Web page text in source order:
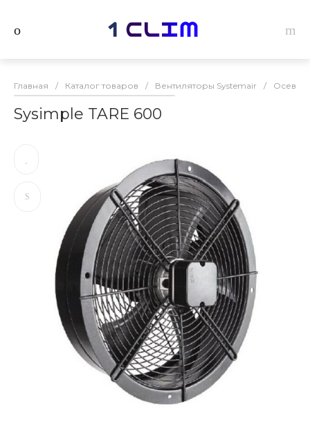
Главная / Каталог товаров / Вентиляторы Systemair / Осевые
Sysimple TARE 600